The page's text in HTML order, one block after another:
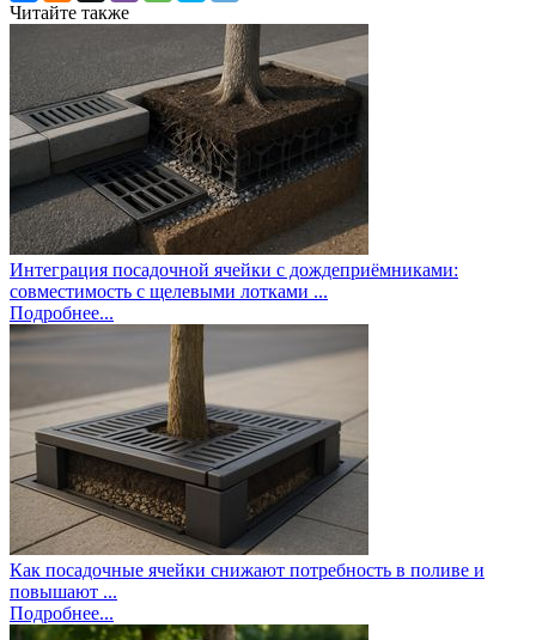
Читайте также
Интеграция посадочной ячейки с дождеприёмниками:
совместимость с щелевыми лотками ...
Подробнее...
Как посадочные ячейки снижают потребность в поливе и
повышают ...
Подробнее...